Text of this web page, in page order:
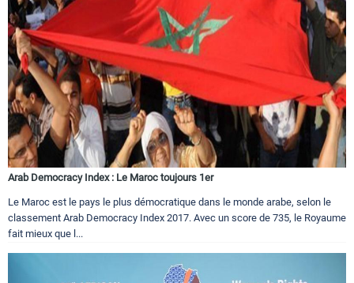
Arab Democracy Index : Le Maroc toujours 1er
Le Maroc est le pays le plus démocratique dans le monde arabe, selon le
classement Arab Democracy Index 2017. Avec un score de 735, le Royaume
fait mieux que l...